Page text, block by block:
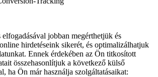
elfogadásával jobban megérthetjük és
hirdetéseink sikerét, és optimalizálhatjuk
Ennek érdekében az Ön titkosított
összehasonlítjuk a következő külső
ha Ön már használja szolgáltatásaikat: